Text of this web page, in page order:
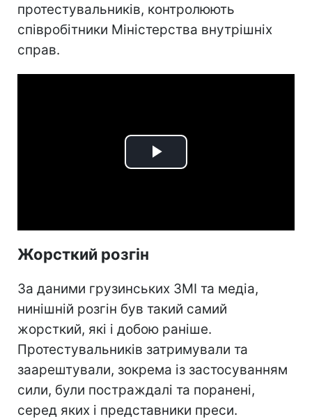
протестувальників, контролюють
співробітники Міністерства внутрішніх
справ.
Play
Жорсткий розгін
За даними грузинських ЗМІ та медіа,
нинішній розгін був такий самий
жорсткий, які і добою раніше.
Протестувальників затримували та
заарештували, зокрема із застосуванням
сили, були постраждалі та поранені,
серед яких і представники преси.